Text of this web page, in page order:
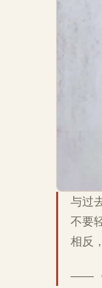
与过
不要
相反
——《